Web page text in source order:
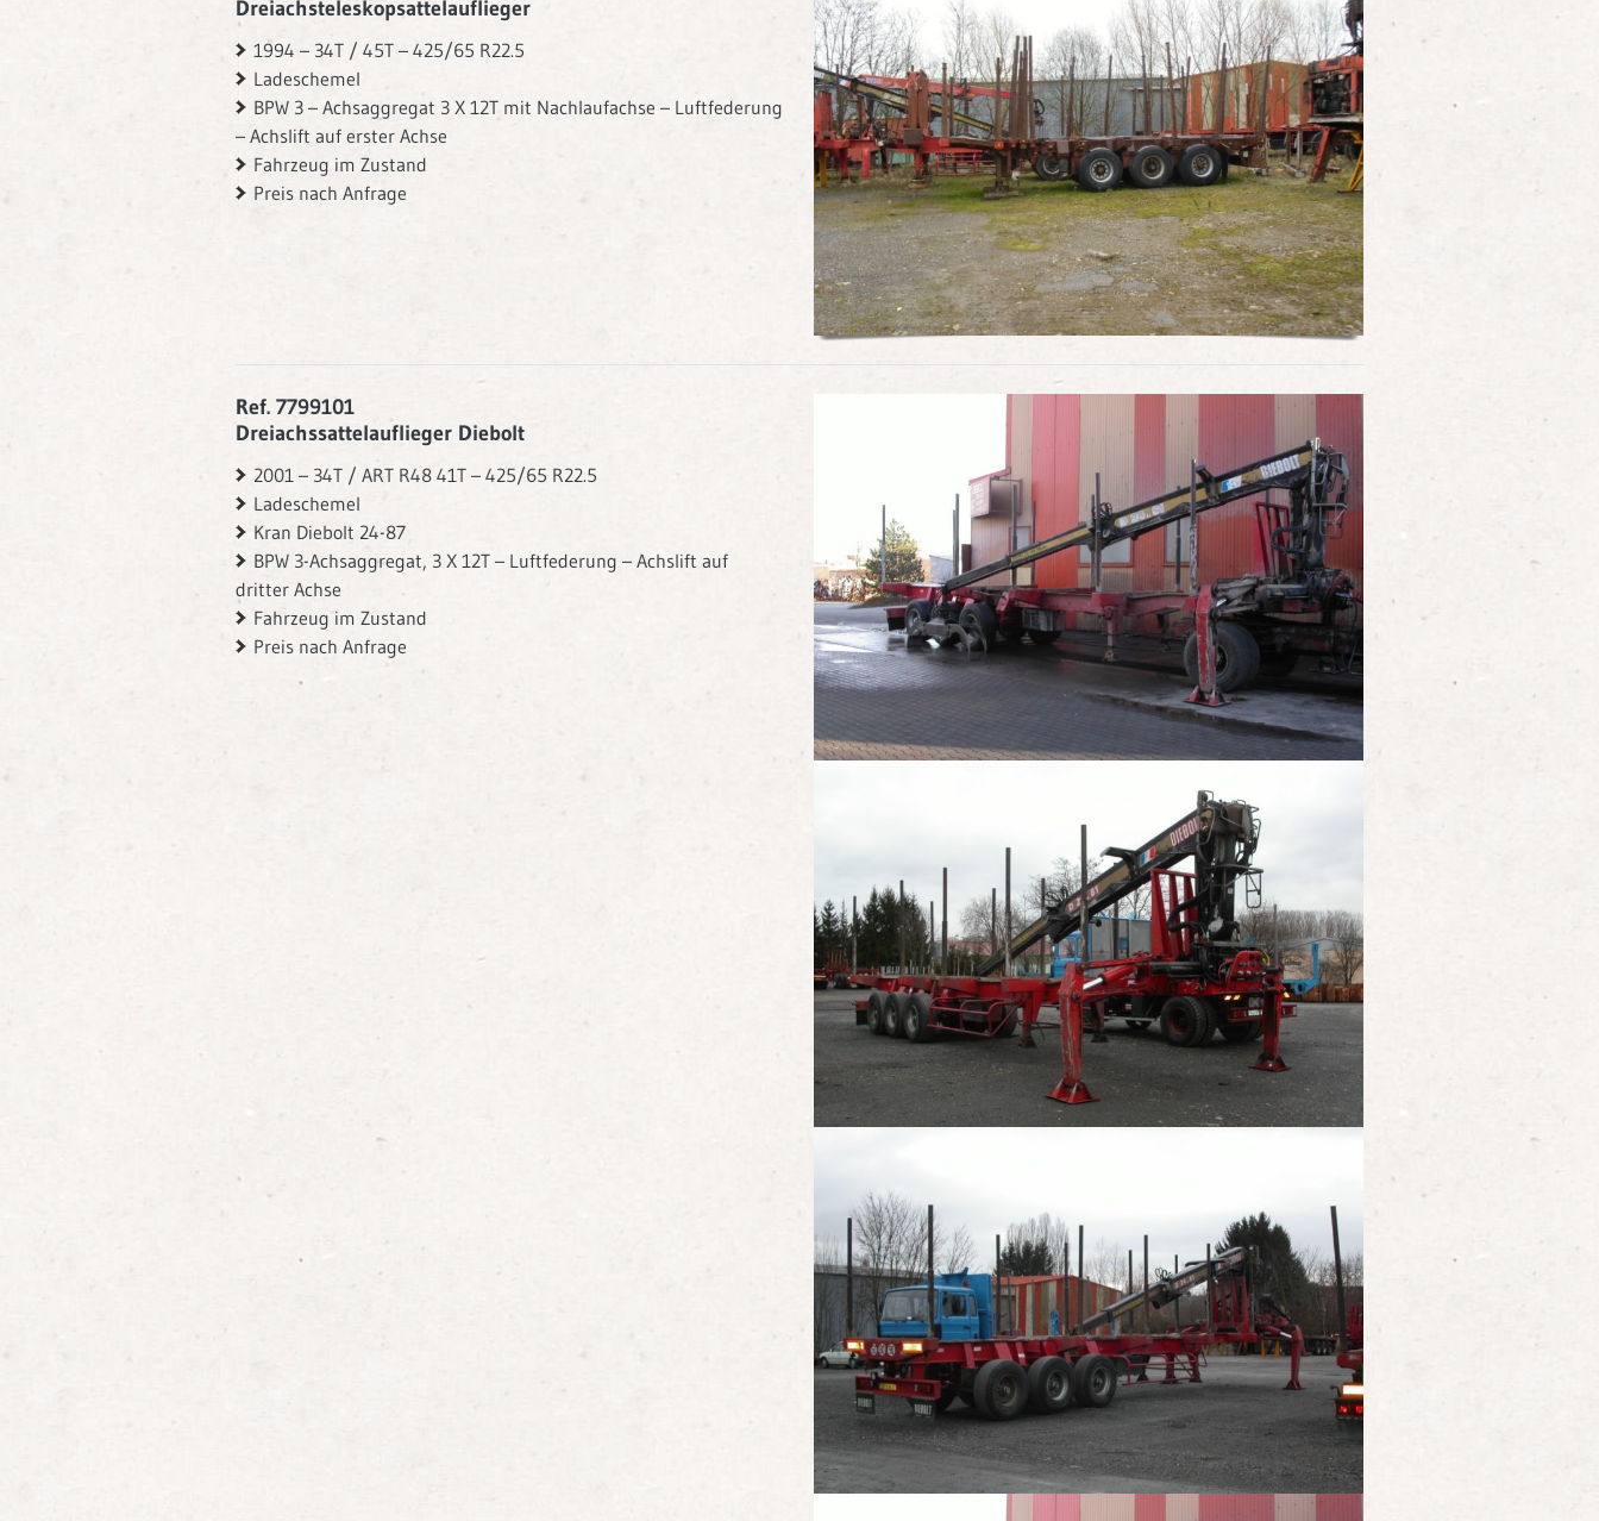
Dreiachsteleskopsattelauflieger
1994 – 34T / 45T – 425/65 R22.5
Ladeschemel
BPW 3 – Achsaggregat 3 X 12T mit Nachlaufachse – Luftfederung
– Achslift auf erster Achse
Fahrzeug im Zustand
Preis nach Anfrage
Ref. 7799101
Dreiachssattelauflieger Diebolt
2001 – 34T / ART R48 41T – 425/65 R22.5
Ladeschemel
Kran Diebolt 24-87
BPW 3-Achsaggregat, 3 X 12T – Luftfederung – Achslift auf
dritter Achse
Fahrzeug im Zustand
Preis nach Anfrage